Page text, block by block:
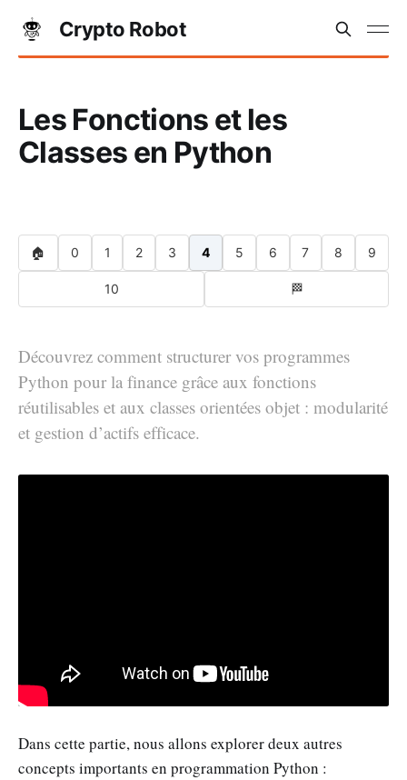
Crypto Robot
Les Fonctions et les
Classes en Python
🏠 0 1 2 3 4 5 6 7 8 9
10 🏁
Découvrez comment structurer vos programmes
Python pour la finance grâce aux fonctions
réutilisables et aux classes orientées objet : modularité
et gestion d’actifs efficace.
Dans cette partie, nous allons explorer deux autres
concepts importants en programmation Python :